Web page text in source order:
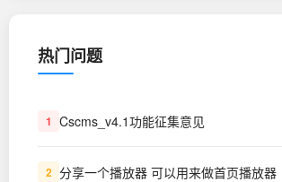
热门问题
1 Cscms_v4.1功能征集意见
2 分享一个播放器 可以用来做首页播放器